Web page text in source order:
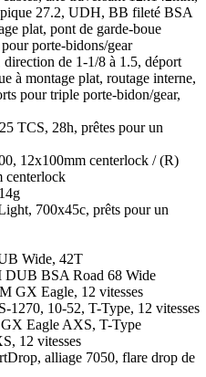
27.2, UDH, BB fileté BSA
plat, pont de garde-boue
porte-bidons/gear
direction de 1-1/8 à 1.5, déport
à montage plat, routage interne,
pour triple porte-bidon/gear,
TCS, 28h, prêtes pour un
12x100mm centerlock / (R)
centerlock
700x45c, prêts pour un
Wide, 42T
DUB BSA Road 68 Wide
GX Eagle, 12 vitesses
1270, 10-52, T-Type, 12 vitesses
Eagle AXS, T-Type
12 vitesses
alliage 7050, flare drop de